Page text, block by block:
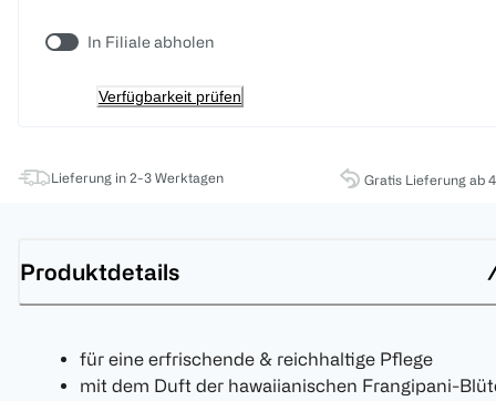
In Filiale abholen
Verfügbarkeit prüfen
Lieferung in 2-3 Werktagen Gratis Lieferung ab
Produktdetails
für eine erfrischende & reichhaltige Pflege
mit dem Duft der hawaiianischen Frangipani-